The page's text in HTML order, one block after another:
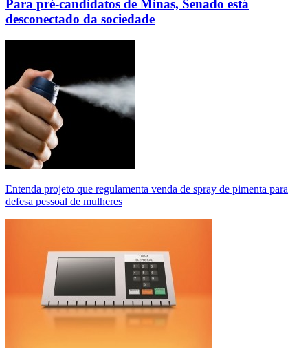
Para pré-candidatos de Minas, Senado está
desconectado da sociedade
Entenda projeto que regulamenta venda de spray de pimenta para
defesa pessoal de mulheres